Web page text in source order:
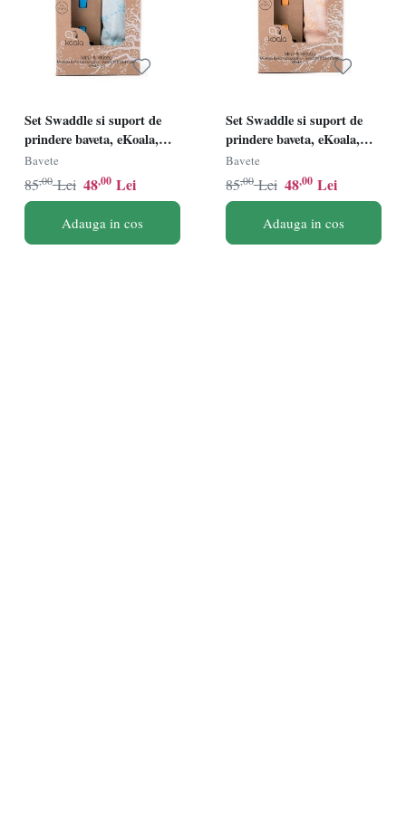
Set Swaddle si suport de
prindere baveta, eKoala,
Blue
Bavete
48,00 Lei
85,00 Lei
Adauga in cos
Set Swaddle si suport de
prindere baveta, eKoala,
Orange
Bavete
48,00 Lei
85,00 Lei
Adauga in cos